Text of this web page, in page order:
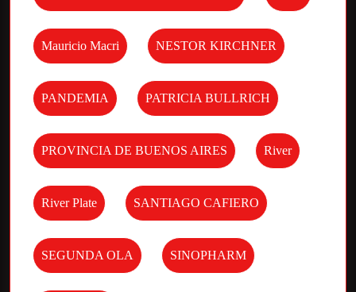
Mauricio Macri NESTOR KIRCHNER
PANDEMIA PATRICIA BULLRICH
PROVINCIA DE BUENOS AIRES River
River Plate SANTIAGO CAFIERO
SEGUNDA OLA SINOPHARM